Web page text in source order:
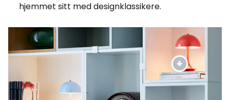
hjemmet sitt med designklassikere.